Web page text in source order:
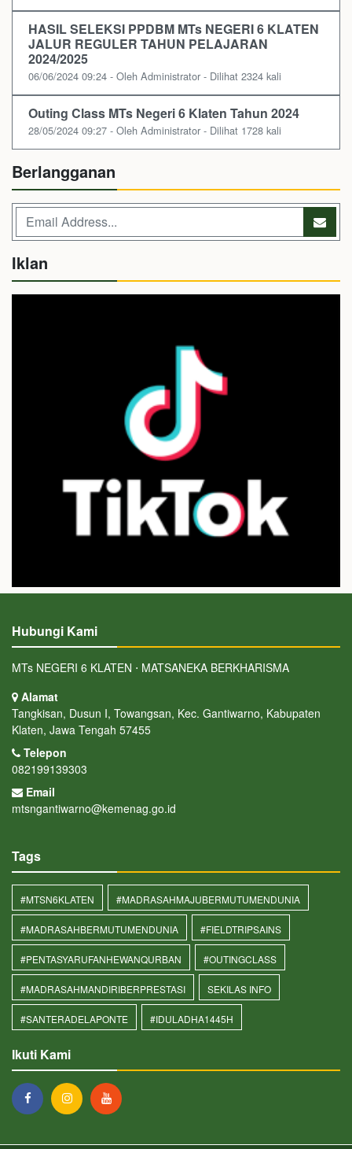
HASIL SELEKSI PPDBM MTs NEGERI 6 KLATEN
JALUR REGULER TAHUN PELAJARAN
2024/2025
06/06/2024 09:24 - Oleh Administrator - Dilihat 2324 kali
Outing Class MTs Negeri 6 Klaten Tahun 2024
28/05/2024 09:27 - Oleh Administrator - Dilihat 1728 kali
Berlangganan
Iklan
Hubungi Kami
MTs NEGERI 6 KLATEN ⋅ MATSANEKA BERKHARISMA
Alamat
Tangkisan, Dusun I, Towangsan, Kec. Gantiwarno, Kabupaten
Klaten, Jawa Tengah 57455
Telepon
082199139303
Email
mtsngantiwarno@kemenag.go.id
Tags
#MTSN6KLATEN #MADRASAHMAJUBERMUTUMENDUNIA
#MADRASAHBERMUTUMENDUNIA #FIELDTRIPSAINS
#PENTASYARUFANHEWANQURBAN #OUTINGCLASS
#MADRASAHMANDIRIBERPRESTASI SEKILAS INFO
#SANTERADELAPONTE #IDULADHA1445H
Ikuti Kami